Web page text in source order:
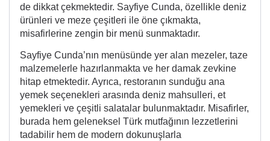
de dikkat çekmektedir. Sayfiye Cunda, özellikle deniz
ürünleri ve meze çeşitleri ile öne çıkmakta,
misafirlerine zengin bir menü sunmaktadır.
Sayfiye Cunda’nın menüsünde yer alan mezeler, taze
malzemelerle hazırlanmakta ve her damak zevkine
hitap etmektedir. Ayrıca, restoranın sunduğu ana
yemek seçenekleri arasında deniz mahsulleri, et
yemekleri ve çeşitli salatalar bulunmaktadır. Misafirler,
burada hem geleneksel Türk mutfağının lezzetlerini
tadabilir hem de modern dokunuşlarla